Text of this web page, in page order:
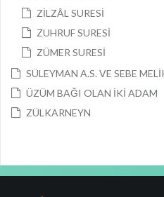
ZİLZÂL SURESİ
ZUHRUF SURESİ
ZÜMER SURESİ
SÜLEYMAN A.S. VE SEBE
ÜZÜM BAĞI OLAN İKİ ADAM
ZÜLKARNEYN